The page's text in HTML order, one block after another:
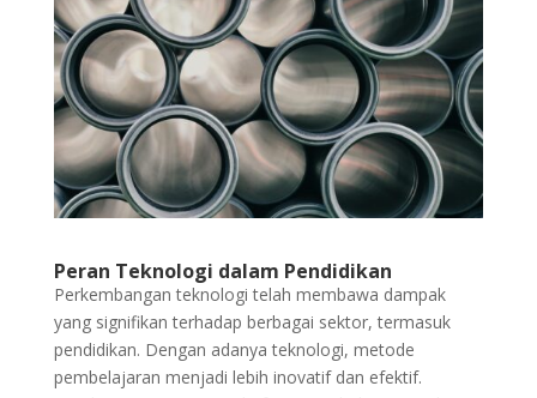
Peran Teknologi dalam Pendidikan
Perkembangan teknologi telah membawa dampak
yang signifikan terhadap berbagai sektor, termasuk
pendidikan. Dengan adanya teknologi, metode
pembelajaran menjadi lebih inovatif dan efektif.